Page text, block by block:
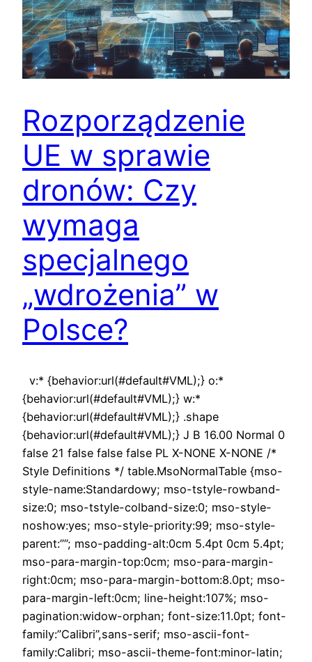
Rozporządzenie
UE w sprawie
dronów: Czy
wymaga
specjalnego
„wdrożenia” w
Polsce?
v:* {behavior:url(#default#VML);} o:*
{behavior:url(#default#VML);} w:*
{behavior:url(#default#VML);} .shape
{behavior:url(#default#VML);} J B 16.00 Normal 0
false 21 false false false PL X-NONE X-NONE /*
Style Definitions */ table.MsoNormalTable {mso-
style-name:Standardowy; mso-tstyle-rowband-
size:0; mso-tstyle-colband-size:0; mso-style-
noshow:yes; mso-style-priority:99; mso-style-
parent:””; mso-padding-alt:0cm 5.4pt 0cm 5.4pt;
mso-para-margin-top:0cm; mso-para-margin-
right:0cm; mso-para-margin-bottom:8.0pt; mso-
para-margin-left:0cm; line-height:107%; mso-
pagination:widow-orphan; font-size:11.0pt; font-
family:”Calibri”,sans-serif; mso-ascii-font-
family:Calibri; mso-ascii-theme-font:minor-latin;